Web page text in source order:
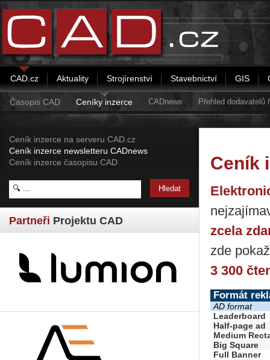
CAD.cz Aktuality Strojírenství Stavebnictví GIS
Časopis CAD Ceníky inzerce CADnews Přehled
Ceník inzerce na serveru CAD.cz
Ceník inzerce newsletteru CADnews
Ceník inzerce časopisu CAD
Partneři Projektu CAD
Ceník
zcela
zde
3 300
Formát
AD format
Leaderboard
Half-page ad
Medium
Big Square
Full Banner